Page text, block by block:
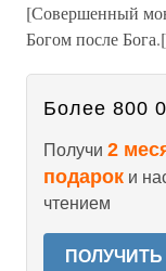
[Совершенный
Богом после
Более 800
Получи 2
подарок и
чтением